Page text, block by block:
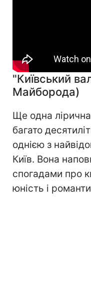
"Київський
Майборода)
Ще одна
багато
однією з
Київ. Вона
спогадами про
юність і